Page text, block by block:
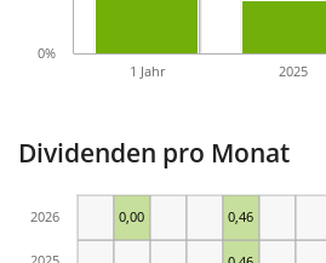
1 Jahr 2025
0%
Dividenden pro Monat
0,00 0,46
2026